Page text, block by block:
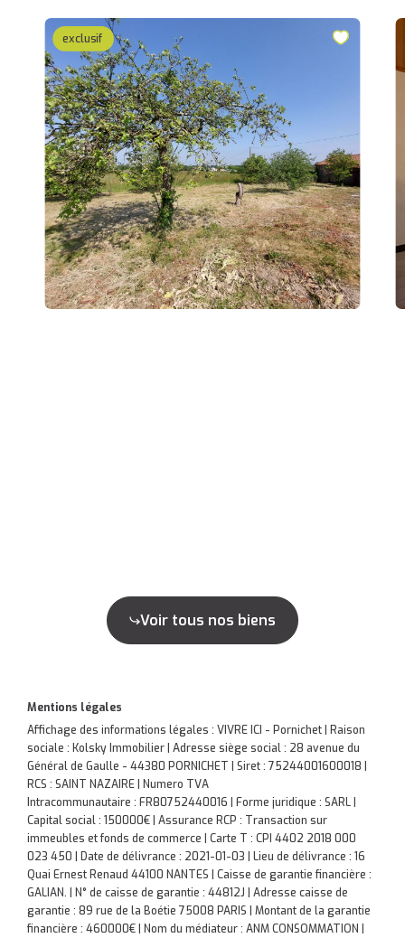
exclusif
Voir tous nos biens
Mentions légales
Affichage des informations légales : VIVRE ICI - Pornichet | Raison
sociale : Kolsky Immobilier | Adresse siège social : 28 avenue du
Général de Gaulle - 44380 PORNICHET | Siret : 75244001600018 |
RCS : SAINT NAZAIRE | Numero TVA
Intracommunautaire : FR80752440016 | Forme juridique : SARL |
Capital social : 150000€ | Assurance RCP : Transaction sur
immeubles et fonds de commerce | Carte T : CPI 4402 2018 000
023 450 | Date de délivrance : 2021-01-03 | Lieu de délivrance : 16
Quai Ernest Renaud 44100 NANTES | Caisse de garantie financière :
GALIAN. | N° de caisse de garantie : 44812J | Adresse caisse de
garantie : 89 rue de la Boétie 75008 PARIS | Montant de la garantie
financière : 460000€ | Nom du médiateur : ANM CONSOMMATION |